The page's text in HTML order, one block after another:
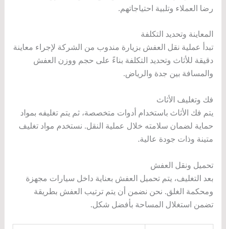
رضا العملاء وتلبية احتياجاتهم.
المعاينة وتحديد التكلفة
تبدأ عملية نقل العفش بزيارة مندوب من الشركة لإجراء معاينة
دقيقة للأثاث وتحديد التكلفة بناءً على حجم ووزن العفش
والمسافة بين جدة والرياض.
فك وتغليف الأثاث
يتم فك الأثاث باستخدام أدوات متخصصة، ثم يتم تغليفه بمواد
حماية لضمان سلامته خلال عملية النقل. نستخدم مواد تغليف
متينة وذات جودة عالية.
تحميل ونقل العفش
بعد التغليف، يتم تحميل العفش بعناية داخل سيارات مجهزة
ومحكمة الغلق. نحن نضمن أن يتم ترتيب العفش بطريقة
تضمن استغلال المساحة بأفضل شكل.